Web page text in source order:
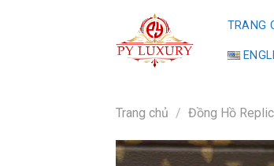
TRANG
Trang chủ / Đồng Hồ